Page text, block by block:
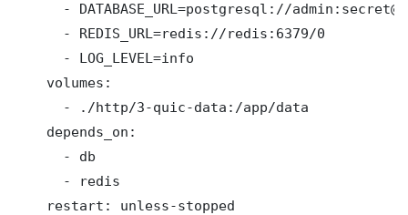
- DATABASE_URL=postgresql://
      - REDIS_URL=redis://redis:6379/0
      - LOG_LEVEL=info
    volumes:
      - ./http/3-quic-data:/app/data
    depends_on:
      - db
      - redis
    restart: unless-stopped